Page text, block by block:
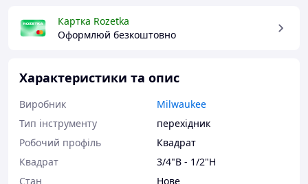
Картка Rozetka
Оформлюй безкоштовно
Характеристики та опис
Виробник
Milwaukee
Тип інструменту
перехідник
Робочий профіль
Квадрат
Квадрат
3/4"В - 1/2"Н
Стан
Нове